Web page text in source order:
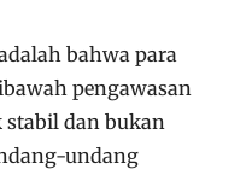
bahwa para
pengawasan
dan bukan
undang